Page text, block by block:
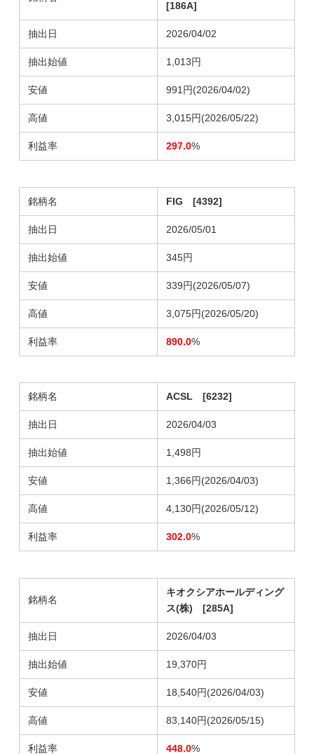
[186A]
抽出日 2026/04/02
抽出始値 1,013円
安値 991円(2026/04/02)
高値 3,015円(2026/05/22)
利益率 297.0%
銘柄名 FIG [4392]
抽出日 2026/05/01
抽出始値 345円
安値 339円(2026/05/07)
高値 3,075円(2026/05/20)
利益率 890.0%
銘柄名 ACSL [6232]
抽出日 2026/04/03
抽出始値 1,498円
安値 1,366円(2026/04/03)
高値 4,130円(2026/05/12)
利益率 302.0%
銘柄名
キオクシアホールディング
ス(株) [285A]
抽出日 2026/04/03
抽出始値 19,370円
安値 18,540円 (2026/04/03)
高値 83,140円 (2026/05/15)
利益率 448.0%